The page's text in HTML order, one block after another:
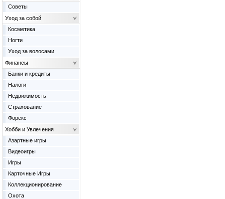
Советы
Уход за собой
Косметика
Ногти
Уход за волосами
Финансы
Банки и кредиты
Налоги
Недвижимость
Страхование
Форекс
Хобби и Увлечения
Азартные игры
Видеоигры
Игры
Карточные Игры
Коллекционирование
Охота